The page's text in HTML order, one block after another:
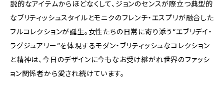
説的なアイテムからほどなくして、ジョンのセンスが際立つ典型的
なブリティッシュスタイルとモニクのフレンチ・エスプリが融合した
フルコレクションが誕生。女性たちの日常に寄り添う“エブリデイ・
ラグジュアリー”を体現するモダン・ブリティッシュなコレクション
と精神は、今日のデザインに今もなお受け継がれ世界のファッシ
ョン関係者から愛され続けています。